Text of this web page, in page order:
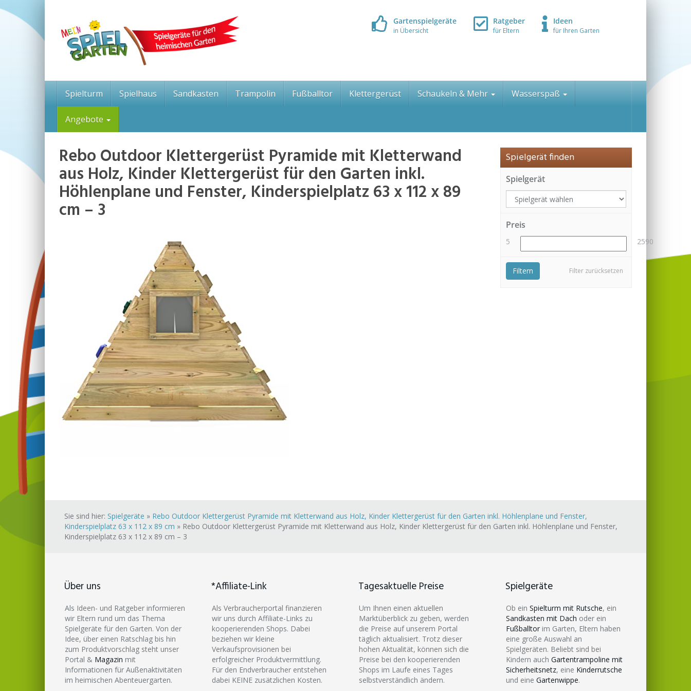
Skip
Gartenspielgeräte
in Übersicht
Ratgeber
für Eltern
Ideen
für Ihren Garten
Spielturm Spielhaus Sandkasten Trampolin Fußballtor Klettergerüst Schaukeln & Mehr Wasserspaß
Angebote
Rebo Outdoor Klettergerüst Pyramide mit Kletterwand
aus Holz, Kinder Klettergerüst für den Garten inkl.
Höhlenplane und Fenster, Kinderspielplatz 63 x 112 x 89
cm – 3
Spielgerät finden
Spielgerät
Preis
5 2590
Filter zurücksetzen
Filtern
Sie sind hier: Spielgeräte » Rebo Outdoor Klettergerüst Pyramide mit Kletterwand aus Holz, Kinder Klettergerüst für den Garten inkl. Höhlenplane und Fenster,
Kinderspielplatz 63 x 112 x 89 cm » Rebo Outdoor Klettergerüst Pyramide mit Kletterwand aus Holz, Kinder Klettergerüst für den Garten inkl. Höhlenplane und Fenster,
Kinderspielplatz 63 x 112 x 89 cm – 3
Über uns
Als Ideen- und Ratgeber informieren
wir Eltern rund um das Thema
Spielgeräte für den Garten. Von der
Idee, über einen Ratschlag bis hin
zum Produktvorschlag steht unser
Portal & Magazin mit
Informationen für Außenaktivitäten
im heimischen Abenteuergarten.
*Affiliate-Link
Als Verbraucherportal finanzieren
wir uns durch Affiliate-Links zu
kooperierenden Shops. Dabei
beziehen wir kleine
Verkaufsprovisionen bei
erfolgreicher Produktvermittlung.
Für den Endverbraucher entstehen
dabei KEINE zusätzlichen Kosten.
Tagesaktuelle Preise
Um Ihnen einen aktuellen
Marktüberblick zu geben, werden
die Preise auf unserem Portal
täglich aktualisiert. Trotz dieser
hohen Aktualität, können sich die
Preise bei den kooperierenden
Shops im Laufe eines Tages
selbstverständlich ändern.
Spielgeräte
Ob ein Spielturm mit Rutsche, ein
Sandkasten mit Dach oder ein
Fußballtor im Garten, Eltern haben
eine große Auswahl an
Spielgeräten. Beliebt sind bei
Kindern auch Gartentrampoline mit
Sicherheitsnetz, eine Kinderrutsche
und eine Gartenwippe.